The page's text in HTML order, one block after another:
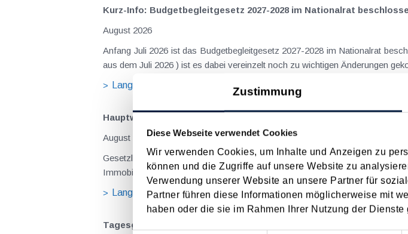
Zustimmung
Diese Webseite verwendet Cookies
Wir verwenden Cookies, um Inhalte und Anzeigen zu
können und die Zugriffe auf unsere Website zu
Verwendung unserer Website an unsere Partner für
Partner führen diese Informationen möglicherweise mit
haben oder die sie im Rahmen Ihrer Nutzung der Dienste
Kurz-Info: Budgetbegleitgesetz 2027-2028 im Nationalrat
August 2026
Anfang Juli 2026 ist das Budgetbegleitgesetz 2027-2028 im Nationalrat
Langtext
drucken
Hauptwohnsitz​­befreiung – Verfügungsgewalt muss laut BFG in
August 2026
Gesetzliche Grundlagen der Hauptwohnsitzbefreiung Eine Ausnahme von der bei privaten Grundstücksveräußerungen regelmäßig anfallenden
Immobilienertragsteuer (ImmoESt) liegt dann vor, wenn die
Langtext
empfehlen drucken
Tagesgelder auch bei eintägiger Reise ohne Nächtigung